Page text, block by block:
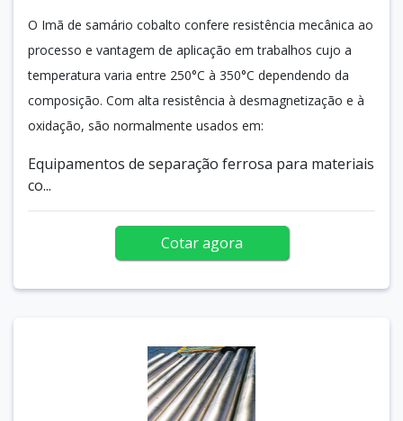
O Imã de samário cobalto confere resistência mecânica ao
processo e vantagem de aplicação em trabalhos cujo a
temperatura varia entre 250°C à 350°C dependendo da
composição. Com alta resistência à desmagnetização e à
oxidação, são normalmente usados em:
Equipamentos de separação ferrosa para materiais
co...
Cotar agora